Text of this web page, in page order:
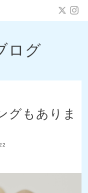
ログ
グもありま